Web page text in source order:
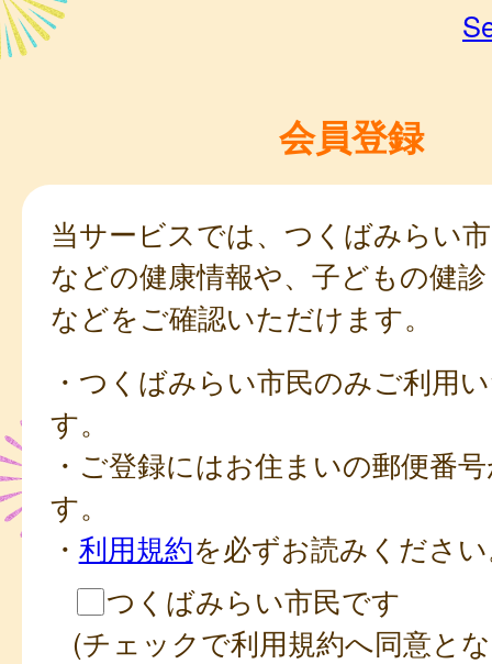
会員登録
当サービスでは、つくばみらい
などの健康情報や、子どもの健
などをご確認いただけます。
・つくばみらい市民のみご利用
す。
・ご登録にはお住まいの郵便番
す。
・ 利用規約を必ずお読みくださ
つくばみらい市民です
(チェックで利用規約へ同意と